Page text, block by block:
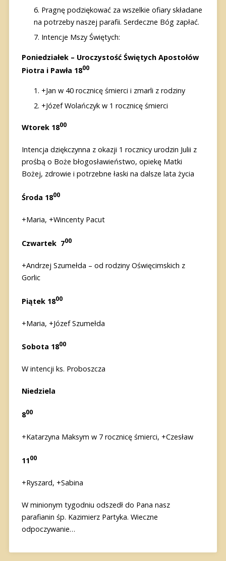
Pragnę podziękować za wszelkie ofiary składane
na potrzeby naszej parafii. Serdeczne Bóg zapłać.
Intencje Mszy Świętych:
Poniedziałek – Uroczystość Świętych Apostołów
Piotra i Pawła 1800
+Jan w 40 rocznicę śmierci i zmarli z rodziny
+Józef Wolańczyk w 1 rocznicę śmierci
Wtorek 1800
Intencja dziękczynna z okazji 1 rocznicy urodzin Julii z
prośbą o Boże błogosławieństwo, opiekę Matki
Bożej, zdrowie i potrzebne łaski na dalsze lata życia
Środa 1800
+Maria, +Wincenty Pacut
Czwartek 700
+Andrzej Szumełda – od rodziny Oświęcimskich z
Gorlic
Piątek1800
+Maria, +Józef Szumełda
Sobota 1800
W intencji ks. Proboszcza
Niedziela
800
+Katarzyna Maksym w 7 rocznicę śmierci, +Czesław
1100
+Ryszard, +Sabina
W minionym tygodniu odszedł do Pana nasz
parafianin śp. Kazimierz Partyka. Wieczne
odpoczywanie…